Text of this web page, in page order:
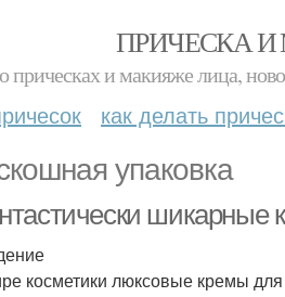
ПРИЧЕСКА
прическах и макияже лица,
как делать
упаковка
косметики люксовые кремы